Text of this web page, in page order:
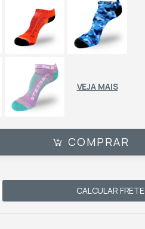
VEJA MAIS
COMPRAR
CALCULAR FRETE